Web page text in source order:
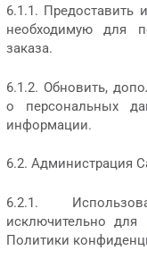
6.1.1.
необходимую для
заказа.
6.1.2. Обновить,
о персональных
информации.
6.2. Администрация
6.2.1.
исключительно
Политики